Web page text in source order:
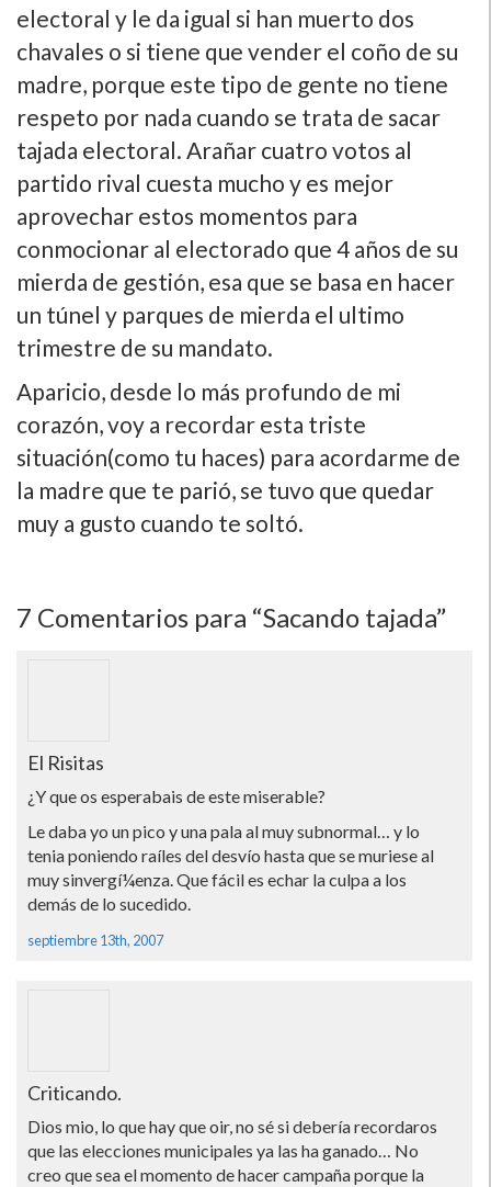
electoral y le da igual si han muerto dos
chavales o si tiene que vender el coño de su
madre, porque este tipo de gente no tiene
respeto por nada cuando se trata de sacar
tajada electoral. Arañar cuatro votos al
partido rival cuesta mucho y es mejor
aprovechar estos momentos para
conmocionar al electorado que 4 años de su
mierda de gestión, esa que se basa en hacer
un túnel y parques de mierda el ultimo
trimestre de su mandato.
Aparicio, desde lo más profundo de mi
corazón, voy a recordar esta triste
situación(como tu haces) para acordarme de
la madre que te parió, se tuvo que quedar
muy a gusto cuando te soltó.
7 Comentarios para “Sacando tajada”
El Risitas
¿Y que os esperabais de este miserable?
Le daba yo un pico y una pala al muy subnormal… y lo
tenia poniendo raí­les del desví­o hasta que se muriese al
muy sinvergí¼enza. Que fácil es echar la culpa a los
demás de lo sucedido.
septiembre 13th, 2007
Criticando.
Dios mio, lo que hay que oir, no sé si deberí­a recordaros
que las elecciones municipales ya las ha ganado… No
creo que sea el momento de hacer campaña porque la